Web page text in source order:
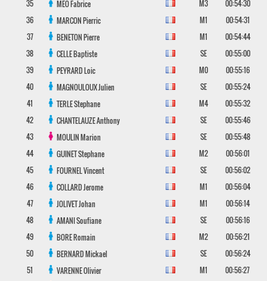
35
MEOFabrice M3
00:54:30
36
MARCONPierric M1
00:54:31
37
BENETONPierre M1
00:54:44
38
CELLEBaptiste SE
00:55:00
39
PEYRARDLoic M0
00:55:16
40
MAGNOULOUXJulien SE
00:55:24
41
TERLEStephane M4
00:55:32
42
CHANTELAUZEAnthony SE
00:55:46
43
MOULINMarion SE
00:55:48
44
GUINETStephane M2
00:56:01
45
FOURNELVincent SE
00:56:02
46
COLLARDJerome M1
00:56:04
47
JOLIVETJohan M1
00:56:14
48
AMANISoufiane SE
00:56:16
49
BORERomain M2
00:56:21
50
BERNARDMickael SE
00:56:24
51
VARENNEOlivier M1
00:56:27